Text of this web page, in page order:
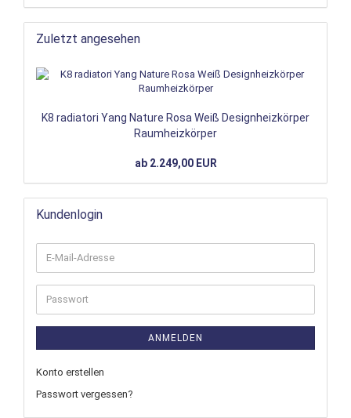
Zuletzt angesehen
K8 radiatori Yang Nature Rosa Weiß Designheizkörper
Raumheizkörper
ab 2.249,00 EUR
Kundenlogin
ANMELDEN
Konto erstellen
Passwort vergessen?